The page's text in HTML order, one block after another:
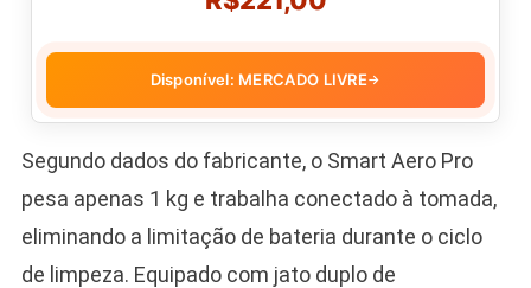
Disponível: MERCADO LIVRE→
Segundo dados do fabricante, o Smart Aero Pro
pesa apenas 1 kg e trabalha conectado à tomada,
eliminando a limitação de bateria durante o ciclo
de limpeza. Equipado com jato duplo de